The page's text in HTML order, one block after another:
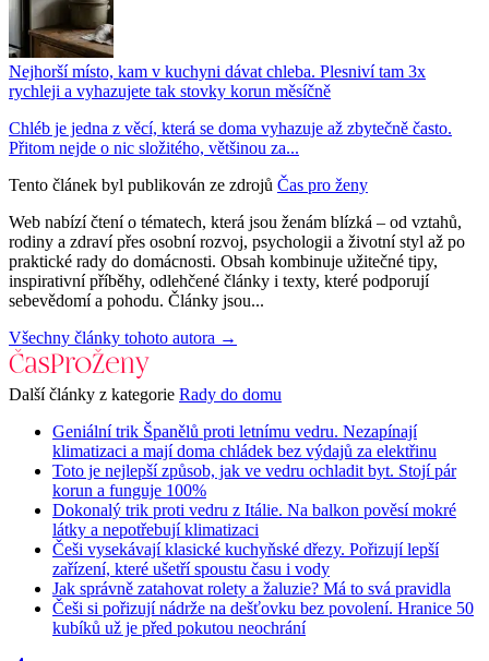
Nejhorší místo, kam v kuchyni dávat chleba. Plesniví tam 3x
rychleji a vyhazujete tak stovky korun měsíčně
Chléb je jedna z věcí, která se doma vyhazuje až zbytečně často.
Přitom nejde o nic složitého, většinou za...
Tento článek byl publikován ze zdrojů Čas pro ženy
Web nabízí čtení o tématech, která jsou ženám blízká – od vztahů,
rodiny a zdraví přes osobní rozvoj, psychologii a životní styl až po
praktické rady do domácnosti. Obsah kombinuje užitečné tipy,
inspirativní příběhy, odlehčené články i texty, které podporují
sebevědomí a pohodu. Články jsou...
Všechny články tohoto autora →
Další články z kategorie Rady do domu
Geniální trik Španělů proti letnímu vedru. Nezapínají
klimatizaci a mají doma chládek bez výdajů za elektřinu
Toto je nejlepší způsob, jak ve vedru ochladit byt. Stojí pár
korun a funguje 100%
Dokonalý trik proti vedru z Itálie. Na balkon pověsí mokré
látky a nepotřebují klimatizaci
Češi vysekávají klasické kuchyňské dřezy. Pořizují lepší
zařízení, které ušetří spoustu času i vody
Jak správně zatahovat rolety a žaluzie? Má to svá pravidla
Češi si pořizují nádrže na dešťovku bez povolení. Hranice 50
kubíků už je před pokutou neochrání